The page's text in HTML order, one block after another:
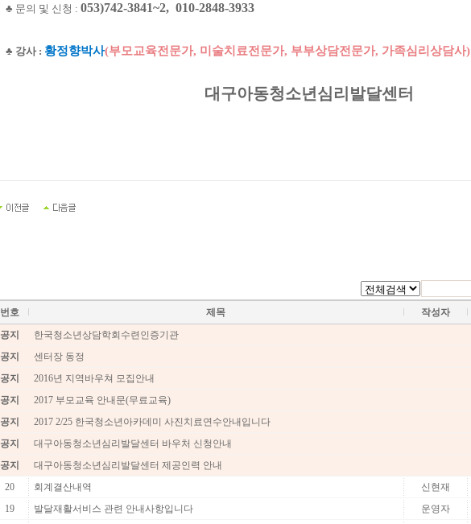
♣ 문의 및 신청 : 053)742-3841~2, 010-2848-3933
♣ 강사 : 황정향박사(부모교육전문가, 미술치료전문가, 부부상담전문가, 가족심리상담사)
대구아동청소년심리발달센터
번호 제목 작성자
공지
한국청소년상담학회수련인증기관
공지
센터장 동정
공지
2016년 지역바우쳐 모집안내
공지
2017 부모교육 안내문(무료교육)
공지
2017 2/25 한국청소년아카데미 사진치료연수안내입니다
공지
대구아동청소년심리발달센터 바우처 신청안내
공지
대구아동청소년심리발달센터 제공인력 안내
20
회계결산내역 신현재
19
발달재활서비스 관련 안내사항입니다 운영자